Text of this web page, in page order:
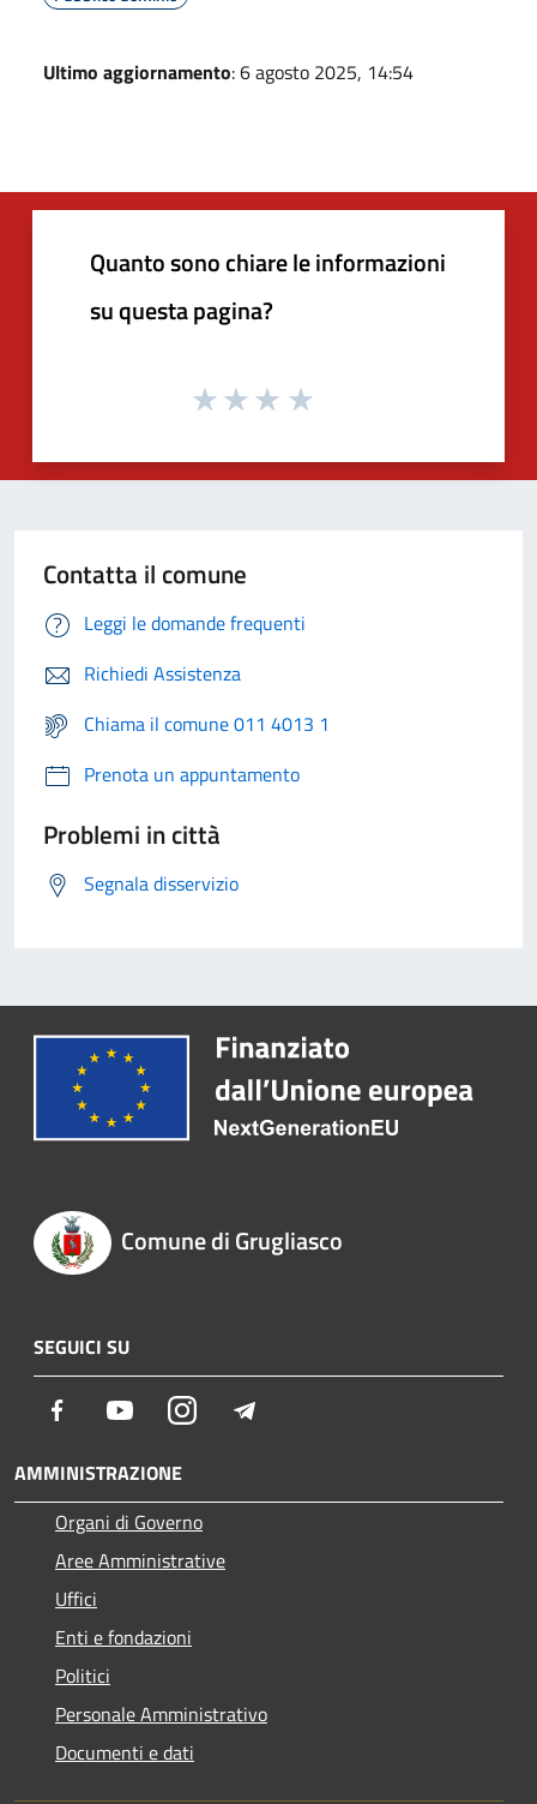
Ultimo aggiornamento: 6 agosto 2025, 14:54
Quanto sono chiare le informazioni
su questa pagina?
Contatta il comune
Leggi le domande frequenti
Richiedi Assistenza
Chiama il comune 011 4013 1
Prenota un appuntamento
Problemi in città
Segnala disservizio
Comune di Grugliasco
SEGUICI SU
Facebook YoutubeInstagram
AMMINISTRAZIONE
Organi di Governo
Aree Amministrative
Uffici
Enti e fondazioni
Politici
Personale Amministrativo
Documenti e dati